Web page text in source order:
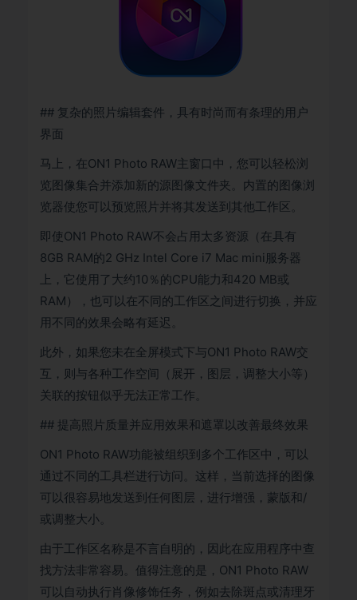
## 复杂的照片编辑套件，具有时尚而有条理的用户
界面
马上，在ON1 Photo RAW主窗口中，您可以轻松浏
览图像集合并添加新的源图像文件夹。内置的图像浏
览器使您可以预览照片并将其发送到其他工作区。
即使ON1 Photo RAW不会占用太多资源（在具有
8GB RAM的2 GHz Intel Core i7 Mac mini服务器
上，它使用了大约10％的CPU能力和420 MB或
RAM），也可以在不同的工作区之间进行切换，并应
用不同的效果会略有延迟。
此外，如果您未在全屏模式下与ON1 Photo RAW交
互，则与各种工作空间（展开，图层，调整大小等）
关联的按钮似乎无法正常工作。
## 提高照片质量并应用效果和遮罩以改善最终效果
ON1 Photo RAW功能被组织到多个工作区中，可以
通过不同的工具栏进行访问。这样，当前选择的图像
可以很容易地发送到任何图层，进行增强，蒙版和/
或调整大小。
由于工作区名称是不言自明的，因此在应用程序中查
找方法非常容易。值得注意的是，ON1 Photo RAW
可以自动执行肖像修饰任务，例如去除斑点或清理牙